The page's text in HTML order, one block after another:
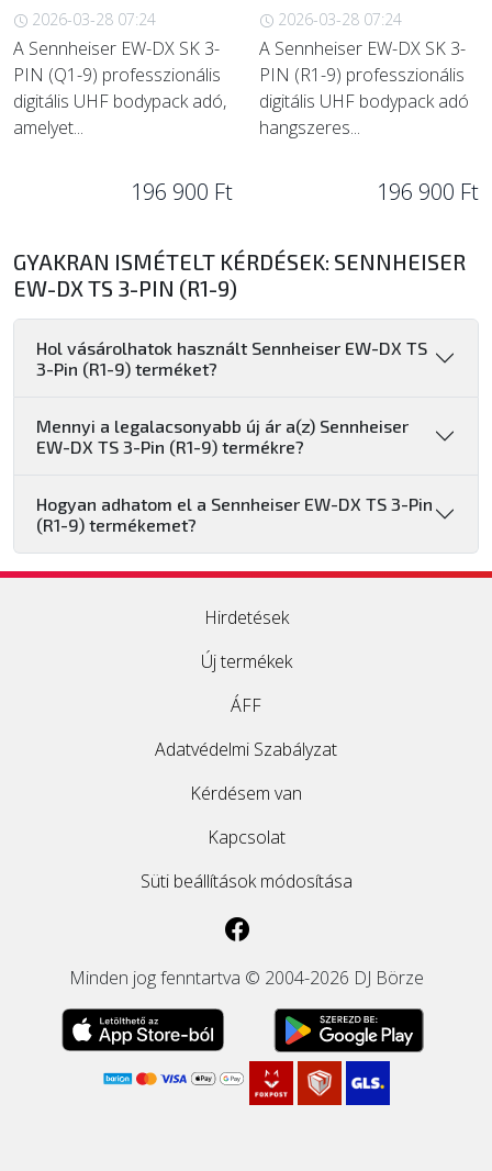
2026-03-28 07:24
A Sennheiser EW-DX SK 3-
PIN (Q1-9) professzionális
digitális UHF bodypack adó,
amelyet...
196 900 Ft
2026-03-28 07:24
A Sennheiser EW-DX SK 3-
PIN (R1-9) professzionális
digitális UHF bodypack adó
hangszeres...
196 900 Ft
GYAKRAN ISMÉTELT KÉRDÉSEK: SENNHEISER
EW-DX TS 3-PIN (R1-9)
Hol vásárolhatok használt Sennheiser EW-DX TS
3-Pin (R1-9) terméket?
Mennyi a legalacsonyabb új ár a(z) Sennheiser
EW-DX TS 3-Pin (R1-9) termékre?
Hogyan adhatom el a Sennheiser EW-DX TS 3-Pin
(R1-9) termékemet?
Hirdetések
Új termékek
ÁFF
Adatvédelmi Szabályzat
Kérdésem van
Kapcsolat
Süti beállítások módosítása
Minden jog fenntartva © 2004-2026 DJ Börze